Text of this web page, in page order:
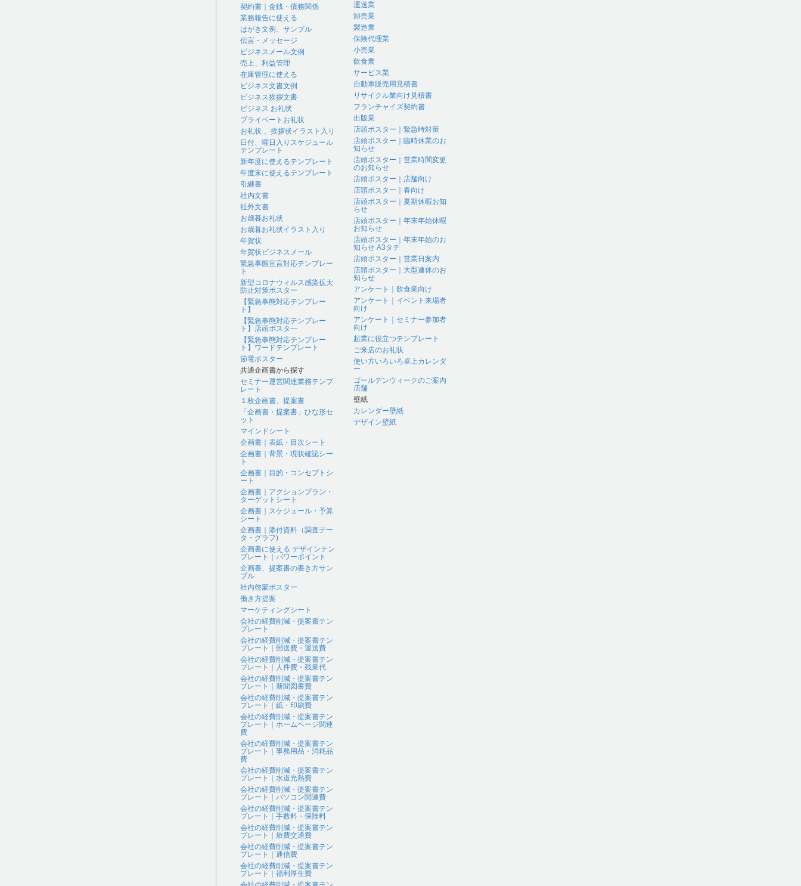
契約書｜金銭・債務関係
業務報告に使える
はがき文例、サンプル
伝言・メッセージ
ビジネスメール文例
売上、利益管理
在庫管理に使える
ビジネス文書文例
ビジネス挨拶文書
ビジネス お礼状
プライベートお礼状
お礼状 、挨拶状イラスト入り
日付、曜日入りスケジュール
テンプレート
新年度に使えるテンプレート
年度末に使えるテンプレート
引継書
社内文書
社外文書
お歳暮お礼状
お歳暮お礼状イラスト入り
年賀状
年賀状ビジネスメール
緊急事態宣言対応テンプレー
ト
新型コロナウィルス感染拡大
防止対策ポスター
【緊急事態対応テンプレー
ト】
【緊急事態対応テンプレー
ト】店頭ポスタ―
【緊急事態対応テンプレー
ト】ワードテンプレート
節電ポスター
共通企画書から探す
セミナー運営関連業務テンプ
レート
１枚企画書、提案書
「企画書・提案書」ひな形セ
ット
マインドシート
企画書｜表紙・目次シート
企画書｜背景・現状確認シー
ト
企画書｜目的・コンセプトシ
ート
企画書｜アクションプラン・
ターゲットシート
企画書｜スケジュール・予算
シート
企画書｜添付資料（調査デー
タ・グラフ)
企画書に使える デザインテン
プレート｜パワーポイント
企画書、提案書の書き方サン
プル
社内啓蒙ポスター
働き方提案
マーケティングシート
会社の経費削減・提案書テン
プレート
会社の経費削減・提案書テン
プレート｜郵送費・運送費
会社の経費削減・提案書テン
プレート｜人件費・残業代
会社の経費削減・提案書テン
プレート｜新聞図書費
会社の経費削減・提案書テン
プレート｜紙・印刷費
会社の経費削減・提案書テン
プレート｜ホームページ関連
費
会社の経費削減・提案書テン
プレート｜事務用品・消耗品
費
会社の経費削減・提案書テン
プレート｜水道光熱費
会社の経費削減・提案書テン
プレート｜パソコン関連費
会社の経費削減・提案書テン
プレート｜手数料・保険料
会社の経費削減・提案書テン
プレート｜旅費交通費
会社の経費削減・提案書テン
プレート｜通信費
会社の経費削減・提案書テン
プレート｜福利厚生費
運送業
卸売業
製造業
保険代理業
小売業
飲食業
サービス業
自動車販売用見積書
リサイクル業向け見積書
フランチャイズ契約書
出版業
店頭ポスター｜緊急時対策
店頭ポスター｜臨時休業のお
知らせ
店頭ポスター｜営業時間変更
のお知らせ
店頭ポスター｜店舗向け
店頭ポスター｜春向け
店頭ポスター｜夏期休暇お知
らせ
店頭ポスター｜年末年始休暇
お知らせ
店頭ポスター｜年末年始のお
知らせ A3タテ
店頭ポスター｜営業日案内
店頭ポスター｜大型連休のお
知らせ
アンケート｜飲食業向け
アンケート｜イベント来場者
向け
アンケート｜セミナー参加者
向け
起業に役立つテンプレート
ご来店のお礼状
使い方いろいろ卓上カレンダ
ー
ゴールデンウィークのご案内
店舗
壁紙
カレンダー壁紙
デザイン壁紙